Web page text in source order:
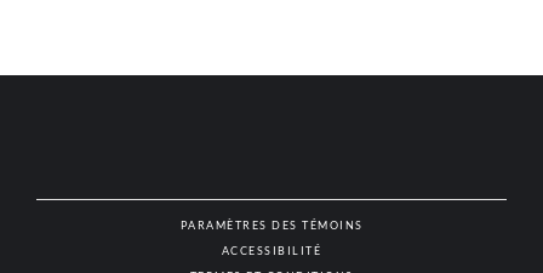
PARAMÈTRES DES TÉMOINS
ACCESSIBILITÉ